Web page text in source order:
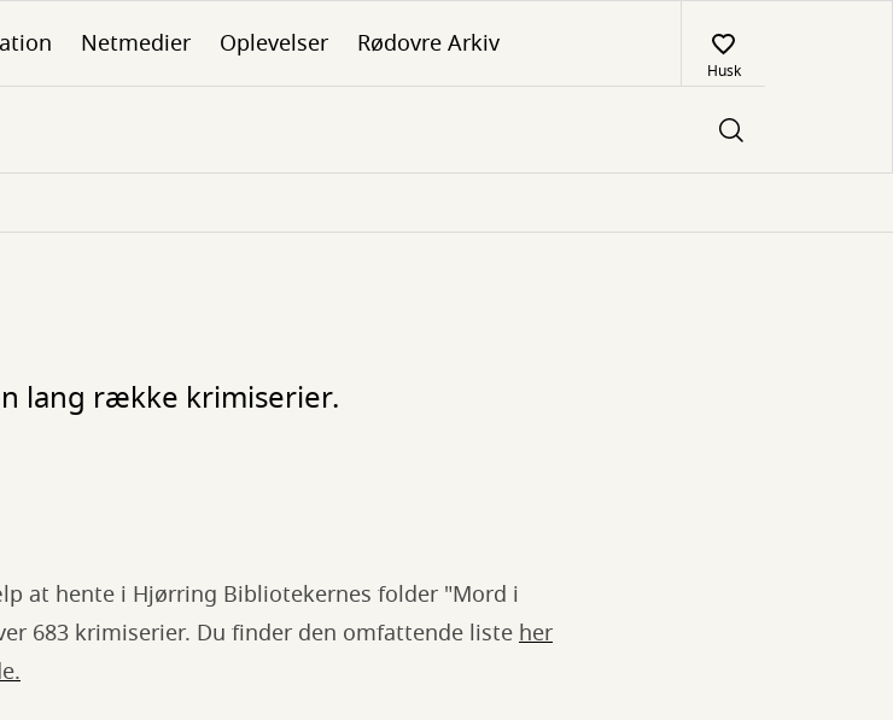
Netmedier Oplevelser Rødovre Arkiv
Husk
lang række krimiserier.
at hente i Hjørring Bibliotekernes folder "Mord i
683 krimiserier. Du finder den omfattende liste her